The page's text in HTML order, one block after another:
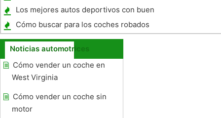
trasera
Los mejores autos deportivos con buen
rendimiento de gasolina
Cómo buscar para los coches robados
Noticias automotrices
Cómo vender un coche en
West Virginia
Cómo vender un coche sin
motor